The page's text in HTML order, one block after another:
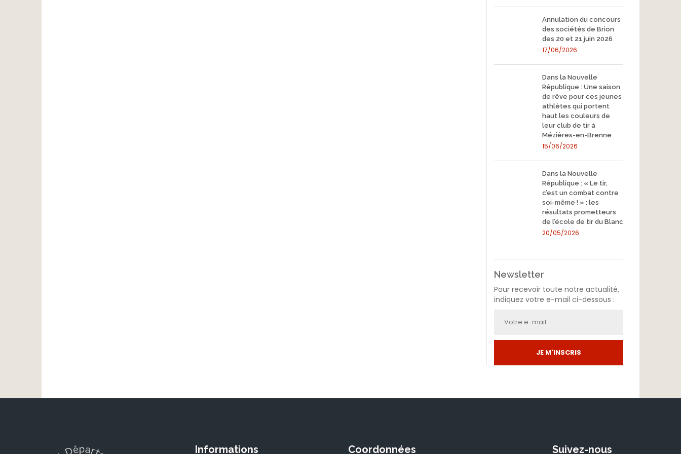
Annulation du concours
des sociétés de Brion
des 20 et 21 juin 2026
17/06/2026
Dans la Nouvelle
République : Une saison
de rêve pour ces jeunes
athlètes qui portent
haut les couleurs de
leur club de tir à
Mézières-en-Brenne
15/06/2026
Dans la Nouvelle
République : « Le tir,
c’est un combat contre
soi-même ! » : les
résultats prometteurs
de l’école de tir du Blanc
20/05/2026
Newsletter
Pour recevoir toute notre actualité,
indiquez votre e-mail ci-dessous :
JE M'INSCRIS
Informations Coordonnées Suivez-nous